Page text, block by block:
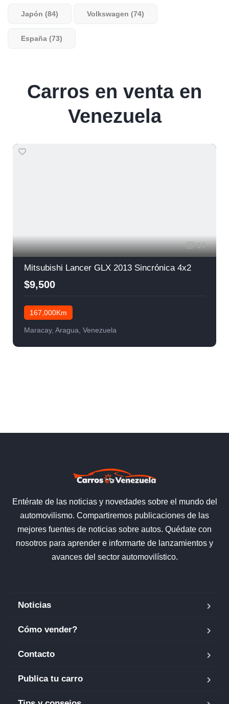
Japón (84) Volkswagen (74)
España (73)
Carros en venta en
Venezuela
14
Mitsubishi Lancer GLX 2013 Sincrónica 4x2
$9,500
167,000Km
Maracay, Aragua, Venezuela
Entérate de las noticias y novedades sobre el mundo del
automovilismo. Compartiremos publicaciones de las
mejores fuentes de noticias sobre autos. Quédate con
nosotros para aprender e informarte de lanzamientos y
avances del sector automovilístico.
Noticias
Cómo vender?
Contacto
Publica tu carro